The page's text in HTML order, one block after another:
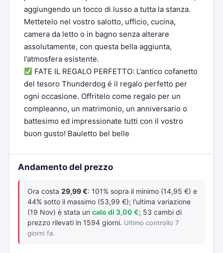
aggiungendo un tocco di lusso a tutta la stanza.
Mettetelo nel vostro salotto, ufficio, cucina,
camera da letto o in bagno senza alterare
assolutamente, con questa bella aggiunta,
l’atmosfera esistente.
FATE IL REGALO PERFETTO: L’antico cofanetto
del tesoro Thunderdog é il regalo perfetto per
ogni occasione. Offritelo come regalo per un
compleanno, un matrimonio, un anniversario o
battesimo ed impressionate tutti con il vostro
buon gusto! Bauletto bel belle
Andamento del prezzo
Ora costa 29,99 €: 101% sopra il minimo (14,95 €) e
44% sotto il massimo (53,99 €); l'ultima variazione
(19 Nov) è stata un calo di 3,00 €; 53 cambi di
prezzo rilevati in 1594 giorni. Ultimo controllo 7
giorni fa.